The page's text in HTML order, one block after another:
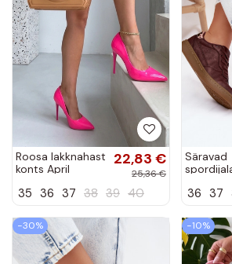
Roosa lakknahast
konts April
22,83 €
25,36 €
35 36 37 38 39 40
Säravad
36 37
−30% −10%